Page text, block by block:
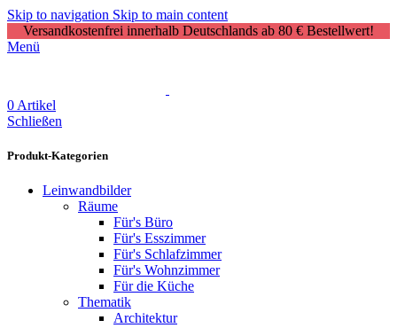
Skip to navigation Skip to main content
Versandkostenfrei innerhalb Deutschlands ab 80 € Bestellwert!
Menü
0 Artikel
Schließen
Produkt-Kategorien
Leinwandbilder
Räume
Für's Büro
Für's Esszimmer
Für's Schlafzimmer
Für's Wohnzimmer
Für die Küche
Thematik
Architektur